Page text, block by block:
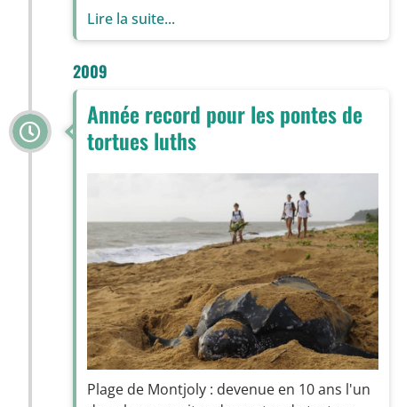
Lire la suite...
2009
Année record pour les pontes de
tortues luths
Plage de Montjoly : devenue en 10 ans l'un